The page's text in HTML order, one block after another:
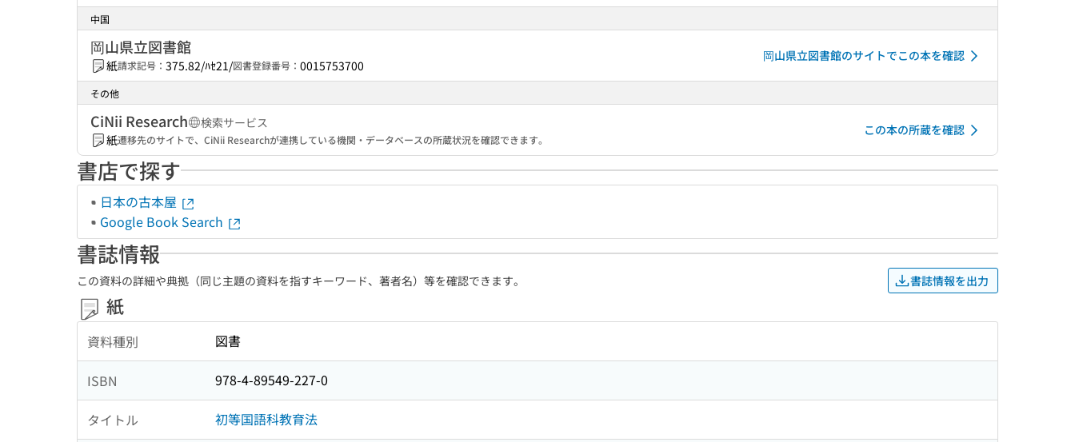
中国
岡山県立図書館
紙請求記号： 375.82/ﾊｾ21/図書登録番号： 0015753700
岡山県立図書館のサイトでこの本を確認
その他
CiNii Research
検索サービス
紙遷移先のサイトで、CiNii Researchが連携している機関・データベースの所蔵状況を確認できます。
この本の所蔵を確認
書店で探す
日本の古本屋
Google Book Search
書誌情報
この資料の詳細や典拠（同じ主題の資料を指すキーワード、著者名）等を確認できます。 書誌情報を出力
紙
資料種別 図書
ISBN 978-4-89549-227-0
タイトル 初等国語科教育法